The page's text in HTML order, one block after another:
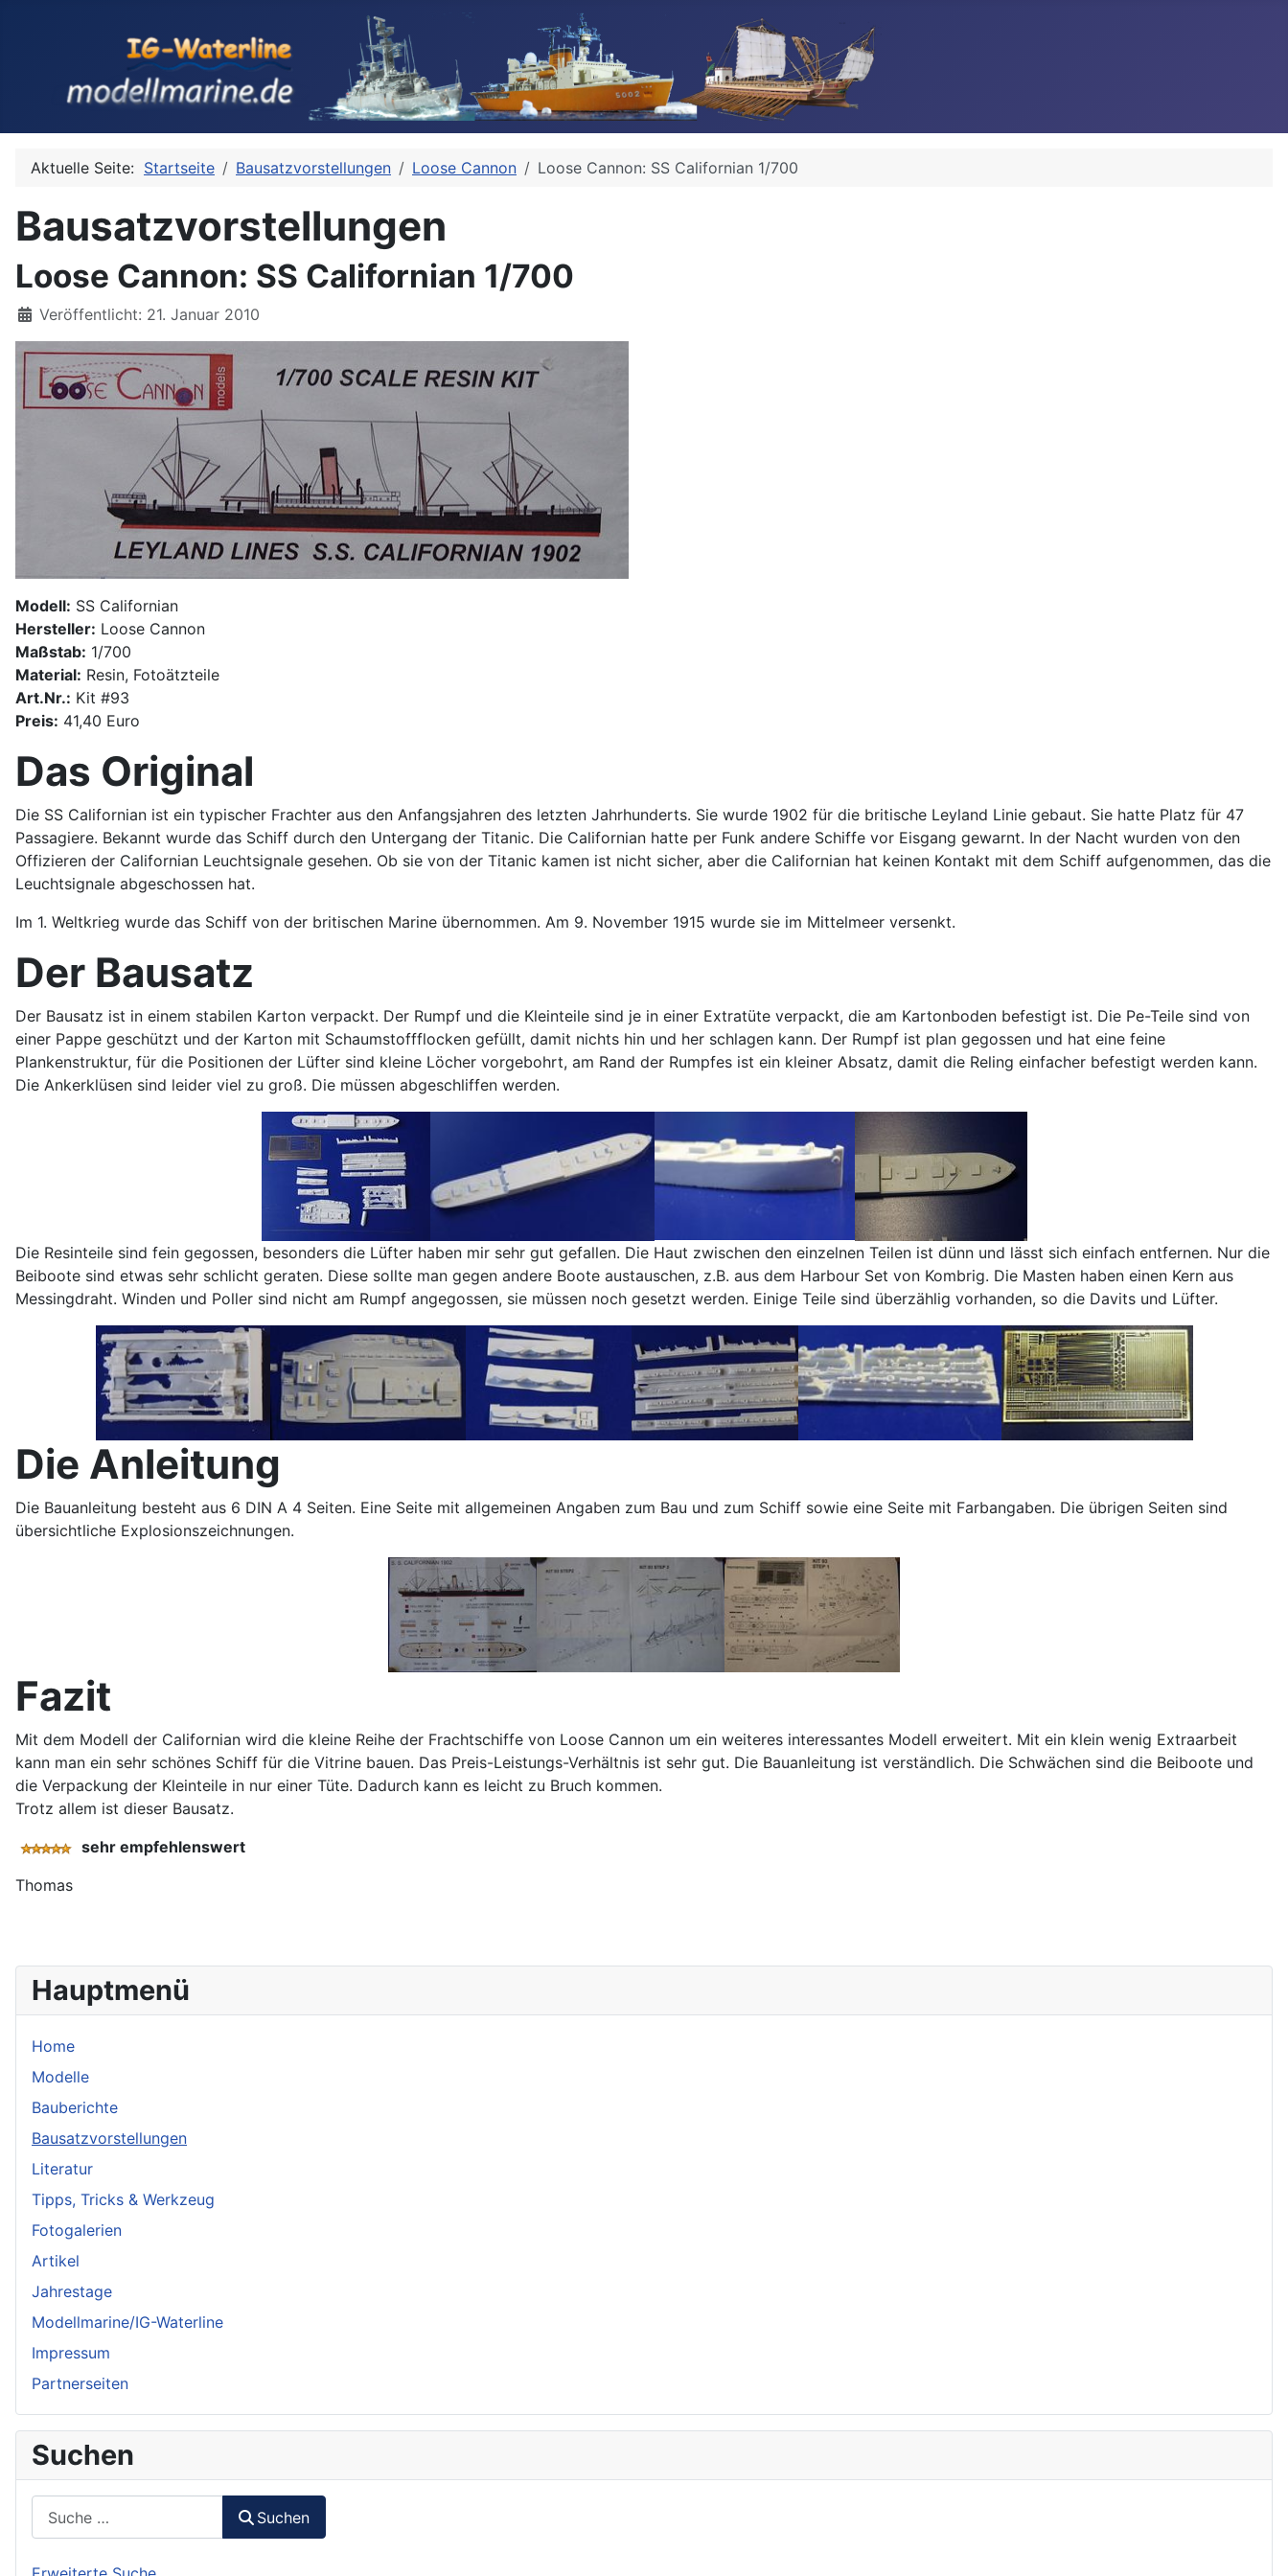
Hauptmenü
Home
Modelle
Bauberichte
Bausatzvorstellungen
Literatur
Tipps, Tricks & Werkzeug
Fotogalerien
Artikel
Jahrestage
Modellmarine/IG-Waterline
Impressum
Partnerseiten
Suchen
Suchen
Aktuelle Seite: Startseite Bausatzvorstellungen Loose Cannon Loose Cannon: SS Californian 1/700
Bausatzvorstellungen
Loose Cannon: SS Californian 1/700
Details
Veröffentlicht: 21. Januar 2010
Modell: SS Californian
Hersteller: Loose Cannon
Maßstab: 1/700
Material: Resin, Fotoätzteile
Art.Nr.: Kit #93
Preis: 41,40 Euro
Das Original
Die SS Californian ist ein typischer Frachter aus den Anfangsjahren des letzten Jahrhunderts. Sie wurde 1902 für die britische Leyland Linie gebaut. Sie hatte Platz für 47
Passagiere. Bekannt wurde das Schiff durch den Untergang der Titanic. Die Californian hatte per Funk andere Schiffe vor Eisgang gewarnt. In der Nacht wurden von den
Offizieren der Californian Leuchtsignale gesehen. Ob sie von der Titanic kamen ist nicht sicher, aber die Californian hat keinen Kontakt mit dem Schiff aufgenommen, das die
Leuchtsignale abgeschossen hat.
Im 1. Weltkrieg wurde das Schiff von der britischen Marine übernommen. Am 9. November 1915 wurde sie im Mittelmeer versenkt.
Der Bausatz
Der Bausatz ist in einem stabilen Karton verpackt. Der Rumpf und die Kleinteile sind je in einer Extratüte verpackt, die am Kartonboden befestigt ist. Die Pe-Teile sind von
einer Pappe geschützt und der Karton mit Schaumstoffflocken gefüllt, damit nichts hin und her schlagen kann. Der Rumpf ist plan gegossen und hat eine feine
Plankenstruktur, für die Positionen der Lüfter sind kleine Löcher vorgebohrt, am Rand der Rumpfes ist ein kleiner Absatz, damit die Reling einfacher befestigt werden kann.
Die Ankerklüsen sind leider viel zu groß. Die müssen abgeschliffen werden.
Die Resinteile sind fein gegossen, besonders die Lüfter haben mir sehr gut gefallen. Die Haut zwischen den einzelnen Teilen ist dünn und lässt sich einfach entfernen. Nur die
Beiboote sind etwas sehr schlicht geraten. Diese sollte man gegen andere Boote austauschen, z.B. aus dem Harbour Set von Kombrig. Die Masten haben einen Kern aus
Messingdraht. Winden und Poller sind nicht am Rumpf angegossen, sie müssen noch gesetzt werden. Einige Teile sind überzählig vorhanden, so die Davits und Lüfter.
Die Anleitung
Die Bauanleitung besteht aus 6 DIN A 4 Seiten. Eine Seite mit allgemeinen Angaben zum Bau und zum Schiff sowie eine Seite mit Farbangaben. Die übrigen Seiten sind
übersichtliche Explosionszeichnungen.
Fazit
Mit dem Modell der Californian wird die kleine Reihe der Frachtschiffe von Loose Cannon um ein weiteres interessantes Modell erweitert. Mit ein klein wenig Extraarbeit
kann man ein sehr schönes Schiff für die Vitrine bauen. Das Preis-Leistungs-Verhältnis ist sehr gut. Die Bauanleitung ist verständlich. Die Schwächen sind die Beiboote und
die Verpackung der Kleinteile in nur einer Tüte. Dadurch kann es leicht zu Bruch kommen.
Trotz allem ist dieser Bausatz.
sehr empfehlenswert
Thomas